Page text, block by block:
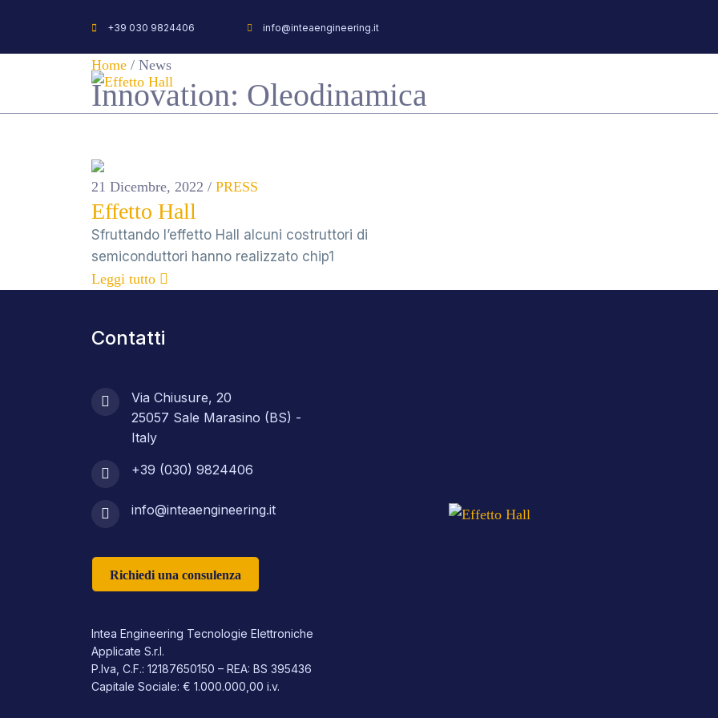
+39 030 9824406 info@inteaengineering.it
Schede Elettroniche
Home / News
Innovation: Oleodinamica
21 Dicembre, 2022 / PRESS
Effetto Hall
Sfruttando l’effetto Hall alcuni costruttori di
semiconduttori hanno realizzato chip1
Leggi tutto
Contatti
Via Chiusure, 20
25057 Sale Marasino (BS) -
Italy
+39 (030) 9824406
info@inteaengineering.it
Richiedi una consulenza
Intea Engineering Tecnologie Elettroniche
Applicate S.r.l.
P.Iva, C.F.: 12187650150 – REA: BS 395436
Capitale Sociale: € 1.000.000,00 i.v.